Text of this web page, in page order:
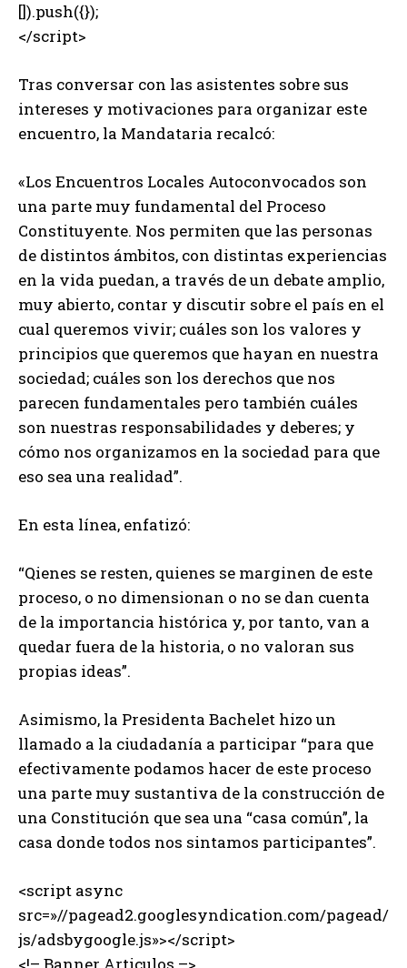
[]).push({});
</script>
Tras conversar con las asistentes sobre sus
intereses y motivaciones para organizar este
encuentro, la Mandataria recalcó:
«Los Encuentros Locales Autoconvocados son
una parte muy fundamental del Proceso
Constituyente. Nos permiten que las personas
de distintos ámbitos, con distintas experiencias
en la vida puedan, a través de un debate amplio,
muy abierto, contar y discutir sobre el país en el
cual queremos vivir; cuáles son los valores y
principios que queremos que hayan en nuestra
sociedad; cuáles son los derechos que nos
parecen fundamentales pero también cuáles
son nuestras responsabilidades y deberes; y
cómo nos organizamos en la sociedad para que
eso sea una realidad”.
En esta línea, enfatizó:
“Qienes se resten, quienes se marginen de este
proceso, o no dimensionan o no se dan cuenta
de la importancia histórica y, por tanto, van a
quedar fuera de la historia, o no valoran sus
propias ideas”.
Asimismo, la Presidenta Bachelet hizo un
llamado a la ciudadanía a participar “para que
efectivamente podamos hacer de este proceso
una parte muy sustantiva de la construcción de
una Constitución que sea una “casa común”, la
casa donde todos nos sintamos participantes”.
<script async
src=»//pagead2.googlesyndication.com/pagead/
js/adsbygoogle.js»></script>